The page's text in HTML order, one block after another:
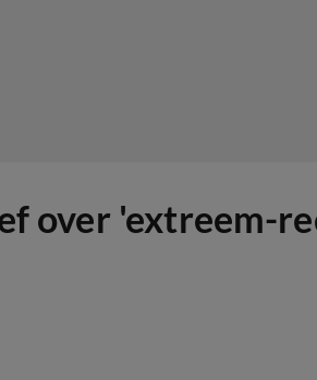
over 'extreem-